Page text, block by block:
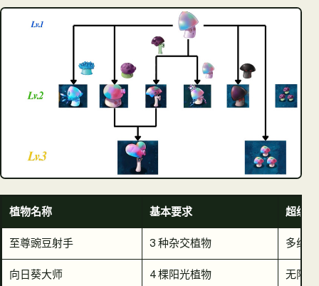
植物名称 基本要求 超级
至尊豌豆射手 3 种杂交植物 多线
向日葵大师 4 棵阳光植物 无限